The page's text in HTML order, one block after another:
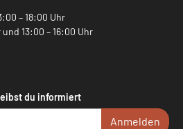
– 18:00 Uhr
13:00 – 16:00 Uhr
du informiert
Anmelden